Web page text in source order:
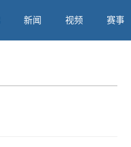
新闻 视频 赛事